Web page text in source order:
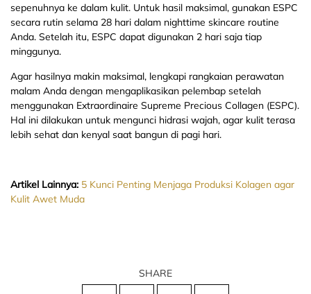
sepenuhnya ke dalam kulit. Untuk hasil maksimal, gunakan ESPC
secara rutin selama 28 hari dalam nighttime skincare routine
Anda. Setelah itu, ESPC dapat digunakan 2 hari saja tiap
minggunya.
Agar hasilnya makin maksimal, lengkapi rangkaian perawatan
malam Anda dengan mengaplikasikan pelembap setelah
menggunakan Extraordinaire Supreme Precious Collagen (ESPC).
Hal ini dilakukan untuk mengunci hidrasi wajah, agar kulit terasa
lebih sehat dan kenyal saat bangun di pagi hari.
Artikel Lainnya: 5 Kunci Penting Menjaga Produksi Kolagen agar
Kulit Awet Muda
SHARE